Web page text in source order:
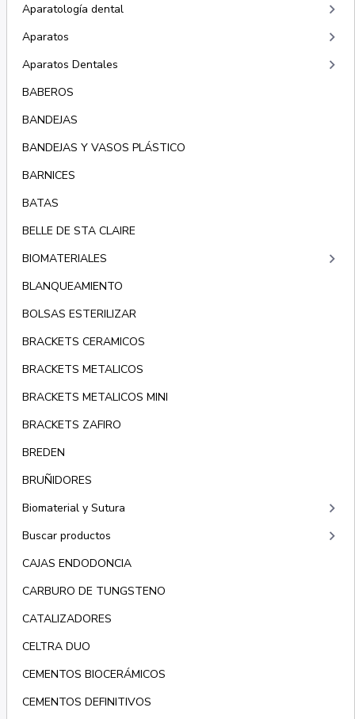
Aparatología dental keyboard_arrow_right
Aparatos keyboard_arrow_right
Aparatos Dentales keyboard_arrow_right
BABEROS
BANDEJAS
BANDEJAS Y VASOS PLÁSTICO
BARNICES
BATAS
BELLE DE STA CLAIRE
BIOMATERIALES
keyboard_arrow_right
BLANQUEAMIENTO
BOLSAS ESTERILIZAR
BRACKETS CERAMICOS
BRACKETS METALICOS
BRACKETS METALICOS MINI
BRACKETS ZAFIRO
BREDEN
BRUÑIDORES
Biomaterial y Sutura
keyboard_arrow_right
Buscar productos keyboard_arrow_right
CAJAS ENDODONCIA
CARBURO DE TUNGSTENO
CATALIZADORES
CELTRA DUO
CEMENTOS BIOCERÁMICOS
CEMENTOS DEFINITIVOS